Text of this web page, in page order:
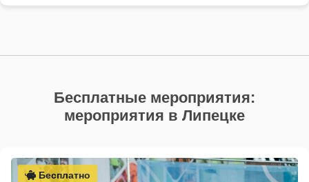
Бесплатные мероприятия:
мероприятия в Липецке
Бесплатно